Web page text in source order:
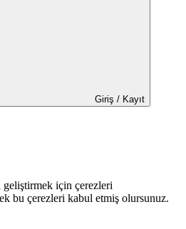
Giriş / Kayıt
geliştirmek için çerezleri
bu çerezleri kabul etmiş olursunuz.